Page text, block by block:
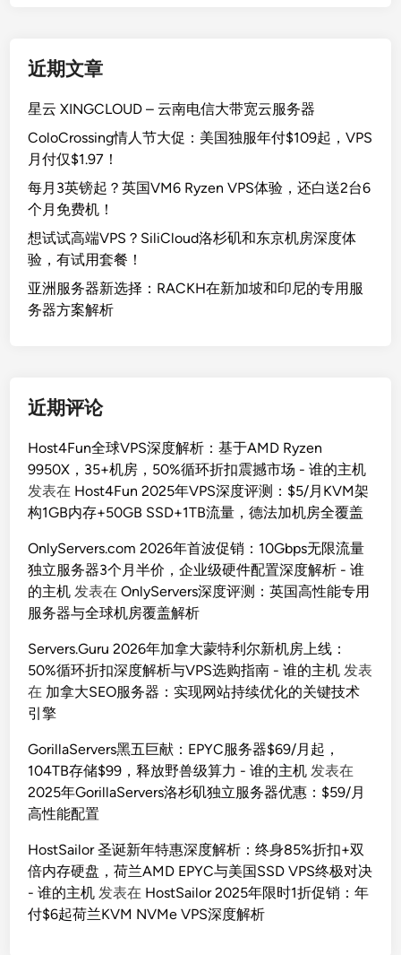
近期文章
星云 XINGCLOUD – 云南电信大带宽云服务器
ColoCrossing情人节大促：美国独服年付$109起，VPS
月付仅$1.97！
每月3英镑起？英国VM6 Ryzen VPS体验，还白送2台6
个月免费机！
想试试高端VPS？SiliCloud洛杉矶和东京机房深度体
验，有试用套餐！
亚洲服务器新选择：RACKH在新加坡和印尼的专用服
务器方案解析
近期评论
Host4Fun全球VPS深度解析：基于AMD Ryzen
9950X，35+机房，50%循环折扣震撼市场 - 谁的主机
发表在 Host4Fun 2025年VPS深度评测：$5/月KVM架
构1GB内存+50GB SSD+1TB流量，德法加机房全覆盖
OnlyServers.com 2026年首波促销：10Gbps无限流量
独立服务器3个月半价，企业级硬件配置深度解析 - 谁
的主机 发表在OnlyServers深度评测：英国高性能专用
服务器与全球机房覆盖解析
Servers.Guru 2026年加拿大蒙特利尔新机房上线：
50%循环折扣深度解析与VPS选购指南 - 谁的主机 发表
在 加拿大SEO服务器：实现网站持续优化的关键技术
引擎
GorillaServers黑五巨献：EPYC服务器$69/月起，
104TB存储$99，释放野兽级算力 - 谁的主机 发表在
2025年GorillaServers洛杉矶独立服务器优惠：$59/月
高性能配置
HostSailor 圣诞新年特惠深度解析：终身85%折扣+双
倍内存硬盘，荷兰AMD EPYC与美国SSD VPS终极对决
- 谁的主机 发表在 HostSailor 2025年限时1折促销：年
付$6起荷兰KVM NVMe VPS深度解析